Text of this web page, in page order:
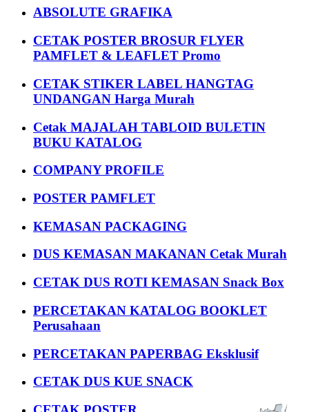
ABSOLUTE GRAFIKA
CETAK POSTER BROSUR FLYER
PAMFLET & LEAFLET Promo
CETAK STIKER LABEL HANGTAG
UNDANGAN Harga Murah
Cetak MAJALAH TABLOID BULETIN
BUKU KATALOG
COMPANY PROFILE
POSTER PAMFLET
KEMASAN PACKAGING
DUS KEMASAN MAKANAN Cetak Murah
CETAK DUS ROTI KEMASAN Snack Box
PERCETAKAN KATALOG BOOKLET
Perusahaan
PERCETAKAN PAPERBAG Eksklusif
CETAK DUS KUE SNACK